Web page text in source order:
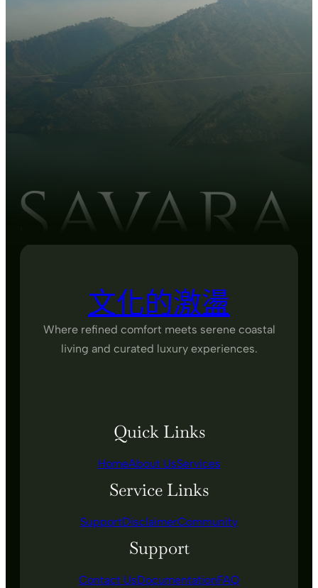
文化的激盪
Where refined comfort meets serene coastal
living and curated luxury experiences.
Quick Links
HomeAbout UsServices
Service Links
SupportDisclaimerCommunity
Support
Contact UsDocumentationFAQ